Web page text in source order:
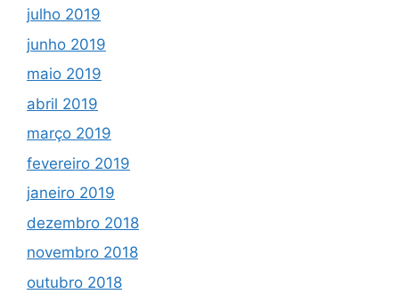
julho 2019
junho 2019
maio 2019
abril 2019
março 2019
fevereiro 2019
janeiro 2019
dezembro 2018
novembro 2018
outubro 2018